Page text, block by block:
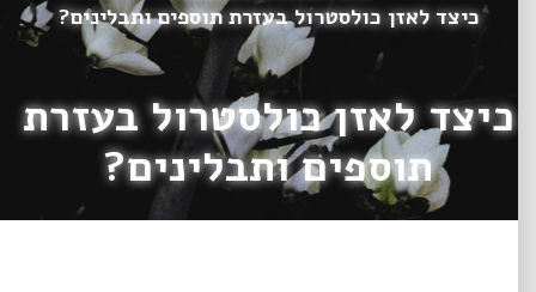
כיצד לאזן כולסטרול בעזרת תוספים ותבלינים?
כיצד לאזן כולסטרול בעזרת
תוספים ותבלינים?